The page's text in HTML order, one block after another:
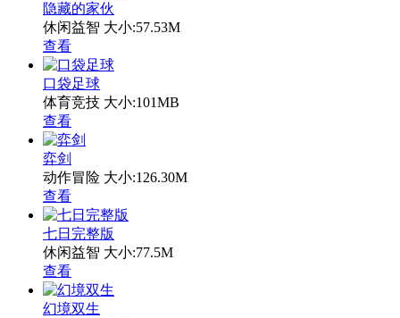
隐藏的家伙
休闲益智 大小:57.53M
查看
口袋足球
体育竞技 大小:101MB
查看
弈剑
动作冒险 大小:126.30M
查看
七日完整版
休闲益智 大小:77.5M
查看
幻境双生